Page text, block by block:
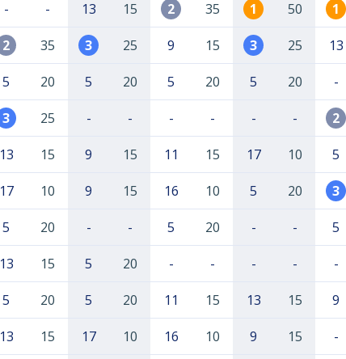
- - 13 15 2 35 1 50 1
2 35 3 25 9 15 3 25 13
5 20 5 20 5 20 5 20 -
3 25 - - - - - - 2
13 15 9 15 11 15 17 10 5
17 10 9 15 16 10 5 20 3
5 20 - - 5 20 - - 5
13 15 5 20 - - - - -
5 20 5 20 11 15 13 15 9
13 15 17 10 16 10 9 15 -